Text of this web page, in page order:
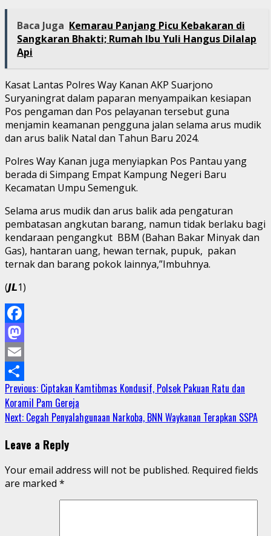
Baca Juga Kemarau Panjang Picu Kebakaran di
Sangkaran Bhakti; Rumah Ibu Yuli Hangus Dilalap
Api
Kasat Lantas Polres Way Kanan AKP Suarjono
Suryaningrat dalam paparan menyampaikan kesiapan
Pos pengaman dan Pos pelayanan tersebut guna
menjamin keamanan pengguna jalan selama arus mudik
dan arus balik Natal dan Tahun Baru 2024.
Polres Way Kanan juga menyiapkan Pos Pantau yang
berada di Simpang Empat Kampung Negeri Baru
Kecamatan Umpu Semenguk.
Selama arus mudik dan arus balik ada pengaturan
pembatasan angkutan barang, namun tidak berlaku bagi
kendaraan pengangkut BBM (Bahan Bakar Minyak dan
Gas), hantaran uang, hewan ternak, pupuk, pakan
ternak dan barang pokok lainnya,”Imbuhnya.
(𝙅𝙇1)
Facebook
Mastodon
Email
Share
Continue
Reading
Previous: Ciptakan Kamtibmas Kondusif, Polsek Pakuan Ratu dan
Koramil Pam Gereja
Next: Cegah Penyalahgunaan Narkoba, BNN Waykanan Terapkan SSPA
Leave a Reply
Your email address will not be published. Required fields
are marked *